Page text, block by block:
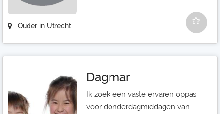
Ouder in Utrecht
Dagmar
Ik zoek een vaste ervaren oppas
voor donderdagmiddagen van